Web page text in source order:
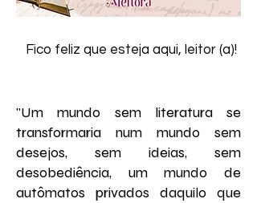
"Um mundo sem literatura se
transformaria num mundo sem
desejos, sem ideias, sem
desobediência, um mundo de
autômatos privados daquilo que
Fico feliz que esteja aqui, leitor (a)!